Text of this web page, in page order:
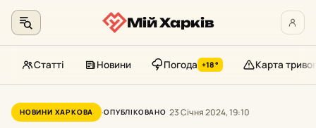
до
Мій Харків
Статті Новини Погода +18° Карта тривог
НОВИНИ ХАРКОВА ОПУБЛІКОВАНО 23 Січня 2024, 19:10